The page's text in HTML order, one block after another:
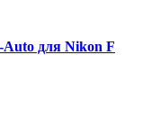
Auto для Nikon F